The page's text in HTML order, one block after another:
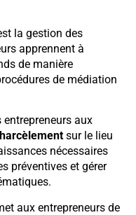
la gestion des
apprennent à
de manière
de médiation
aux
harcèlement sur le lieu
nécessaires
préventives et gérer
aux entrepreneurs de